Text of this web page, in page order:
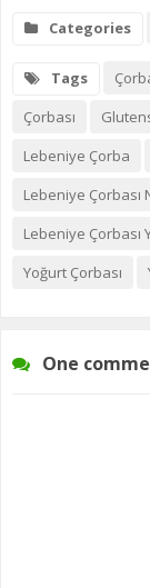
Categories
Tags
Çorbası
Lebeniye Çorba
Lebeniye Çorbası
Lebeniye Çorbası
Yoğurt Çorbası
One